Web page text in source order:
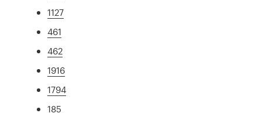
1127
461
462
1916
1794
185